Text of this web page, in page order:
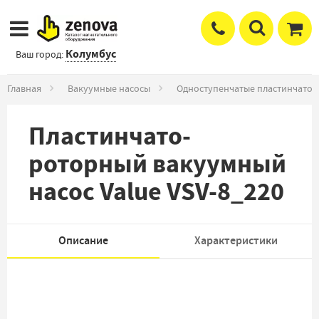
Ваш город: Колумбус
Главная Вакуумные насосы Одноступенчатые
Пластинчато-
роторный вакуумный
насос Value VSV-8_220
Описание Характеристики